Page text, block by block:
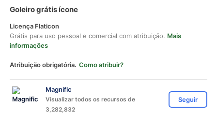
Goleiro grátis ícone
Licença Flaticon
Grátis para uso pessoal e comercial com atribuição. Mais
informações
Atribuição obrigatória. Como atribuir?
Magnific
Visualizar todos os recursos de
3,282,832
Seguir